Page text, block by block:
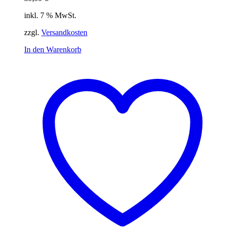
inkl. 7 % MwSt.
zzgl. Versandkosten
In den Warenkorb